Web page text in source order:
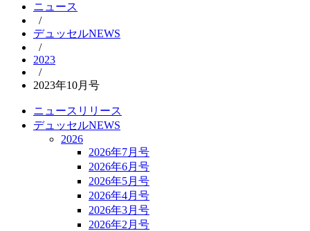
ニュース
/
デュッセルNEWS
/
2023
/
2023年10月号
ニュースリリース
デュッセルNEWS
2026
2026年7月号
2026年6月号
2026年5月号
2026年4月号
2026年3月号
2026年2月号